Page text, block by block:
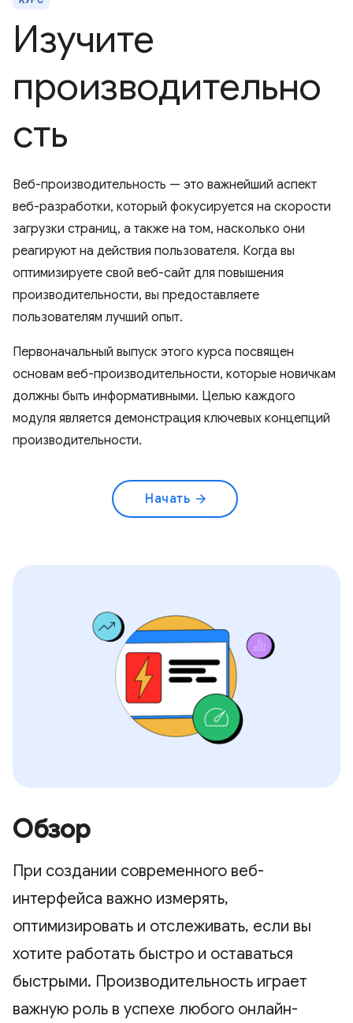
Изучите
производительно
сть
Веб-производительность — это важнейший аспект
веб-разработки, который фокусируется на скорости
загрузки страниц, а также на том, насколько они
реагируют на действия пользователя. Когда вы
оптимизируете свой веб-сайт для повышения
производительности, вы предоставляете
пользователям лучший опыт.
Первоначальный выпуск этого курса посвящен
основам веб-производительности, которые новичкам
должны быть информативными. Целью каждого
модуля является демонстрация ключевых концепций
производительности.
Начать arrow_forward
Обзор
При создании современного веб-
интерфейса важно измерять,
оптимизировать и отслеживать, если вы
хотите работать быстро и оставаться
быстрыми. Производительность играет
важную роль в успехе любого онлайн-